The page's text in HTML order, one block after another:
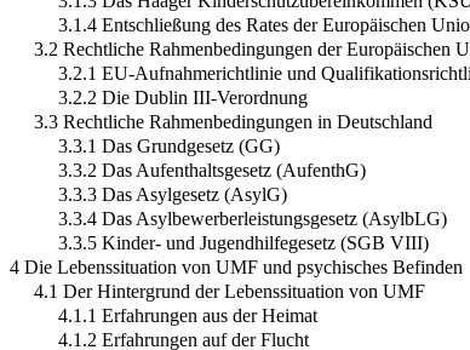
3.1.4 Entschließung des Rates der Europäischen
3.2 Rechtliche Rahmenbedingungen der Europäischen
3.2.1 EU-Aufnahmerichtlinie und
3.2.2 Die Dublin III-Verordnung
3.3 Rechtliche Rahmenbedingungen in Deutschland
3.3.1 Das Grundgesetz (GG)
3.3.2 Das Aufenthaltsgesetz (AufenthG)
3.3.3 Das Asylgesetz (AsylG)
3.3.4 Das Asylbewerberleistungsgesetz (AsylbLG)
3.3.5 Kinder- und Jugendhilfegesetz (SGB VIII)
4 Die Lebenssituation von UMF und psychisches Befinden
4.1 Der Hintergrund der Lebenssituation von UMF
4.1.1 Erfahrungen aus der Heimat
4.1.2 Erfahrungen auf der Flucht